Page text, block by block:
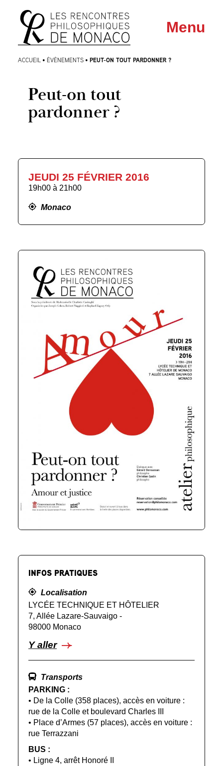
Aller
au
menu
Aller au
contenu
Menu
ACCUEIL • ÉVÈNEMENTS • PEUT-ON TOUT PARDONNER ?
Peut-on tout
pardonner ?
JEUDI 25 FÉVRIER 2016
19h00 à 21h00
Monaco
INFOS PRATIQUES
Localisation
LYCÉE TECHNIQUE ET HÔTELIER
7, Allée Lazare-Sauvaigo -
98000 Monaco
Y aller
Transports
PARKING :
• De la Colle (358 places), accès en voiture :
rue de la Colle et boulevard Charles III
• Place d’Armes (57 places), accès en voiture :
rue Terrazzani
BUS :
• Ligne 4, arrêt Honoré II